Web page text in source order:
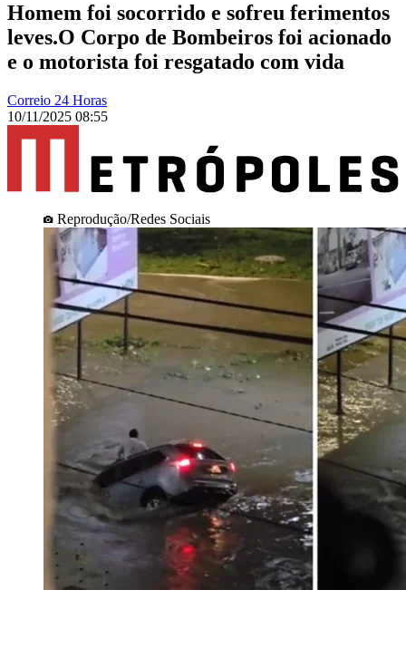
Homem foi socorrido e sofreu ferimentos
leves.O Corpo de Bombeiros foi acionado
e o motorista foi resgatado com vida
Correio 24 Horas
10/11/2025 08:55
Reprodução/Redes Sociais